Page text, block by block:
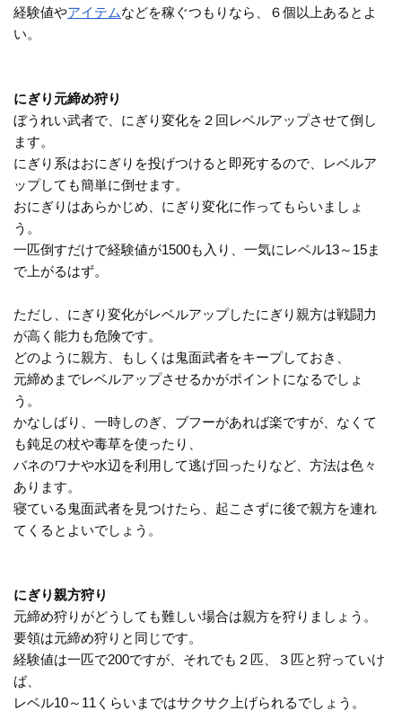
経験値やアイテムなどを稼ぐつもりなら、６個以上あるとよ
い。
にぎり元締め狩り
ぼうれい武者で、にぎり変化を２回レベルアップさせて倒し
ます。
にぎり系はおにぎりを投げつけると即死するので、レベルア
ップしても簡単に倒せます。
おにぎりはあらかじめ、にぎり変化に作ってもらいましょ
う。
一匹倒すだけで経験値が1500も入り、一気にレベル13～15ま
で上がるはず。
ただし、にぎり変化がレベルアップしたにぎり親方は戦闘力
が高く能力も危険です。
どのように親方、もしくは鬼面武者をキープしておき、
元締めまでレベルアップさせるかがポイントになるでしょ
う。
かなしばり、一時しのぎ、ブフーがあれば楽ですが、なくて
も鈍足の杖や毒草を使ったり、
バネのワナや水辺を利用して逃げ回ったりなど、方法は色々
あります。
寝ている鬼面武者を見つけたら、起こさずに後で親方を連れ
てくるとよいでしょう。
にぎり親方狩り
元締め狩りがどうしても難しい場合は親方を狩りましょう。
要領は元締め狩りと同じです。
経験値は一匹で200ですが、それでも２匹、３匹と狩っていけ
ば、
レベル10～11くらいまではサクサク上げられるでしょう。